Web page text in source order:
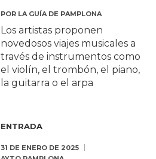
POR LA GUÍA DE PAMPLONA
Los artistas proponen
novedosos viajes musicales a
través de instrumentos como
el violín, el trombón, el piano,
la guitarra o el arpa
ENTRADA
31 DE ENERO DE 2025